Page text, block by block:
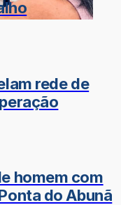
rede de
homem com
do Abunã